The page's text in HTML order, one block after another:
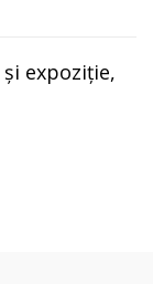
expoziție,